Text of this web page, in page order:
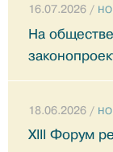
16.07.2026 /
На
18.06.2026 /
XIII Форум